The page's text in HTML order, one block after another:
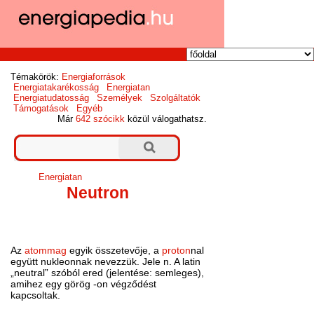
Témakörök: Energiaforrások
Energiatakarékosság
Energiatan
Energiatudatosság
Személyek
Szolgáltatók
Támogatások
Egyéb
Már642 szócikk közül válogathatsz.
Energiatan
Neutron
Azatommag egyik összetevője, a protonnal
együtt nukleonnak nevezzük. Jele n. A latin
„neutral” szóból ered (jelentése: semleges),
amihez egy görög -on végződést
kapcsoltak.